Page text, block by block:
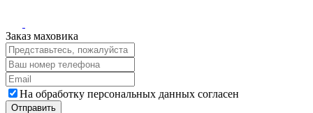
Заказ маховика
На обработку персональных данных согласен